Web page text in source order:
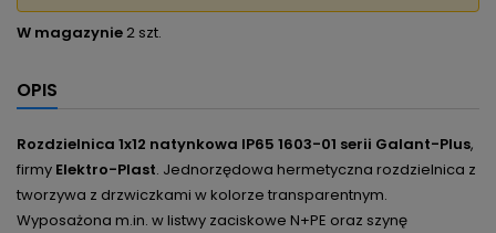
W magazynie 2 szt.
OPIS
Rozdzielnica 1x12 natynkowa IP65 1603-01 serii Galant-Plus,
firmy Elektro-Plast. Jednorzędowa hermetyczna rozdzielnica z
tworzywa z drzwiczkami w kolorze transparentnym.
Wyposażona m.in. w listwy zaciskowe N+PE oraz szynę